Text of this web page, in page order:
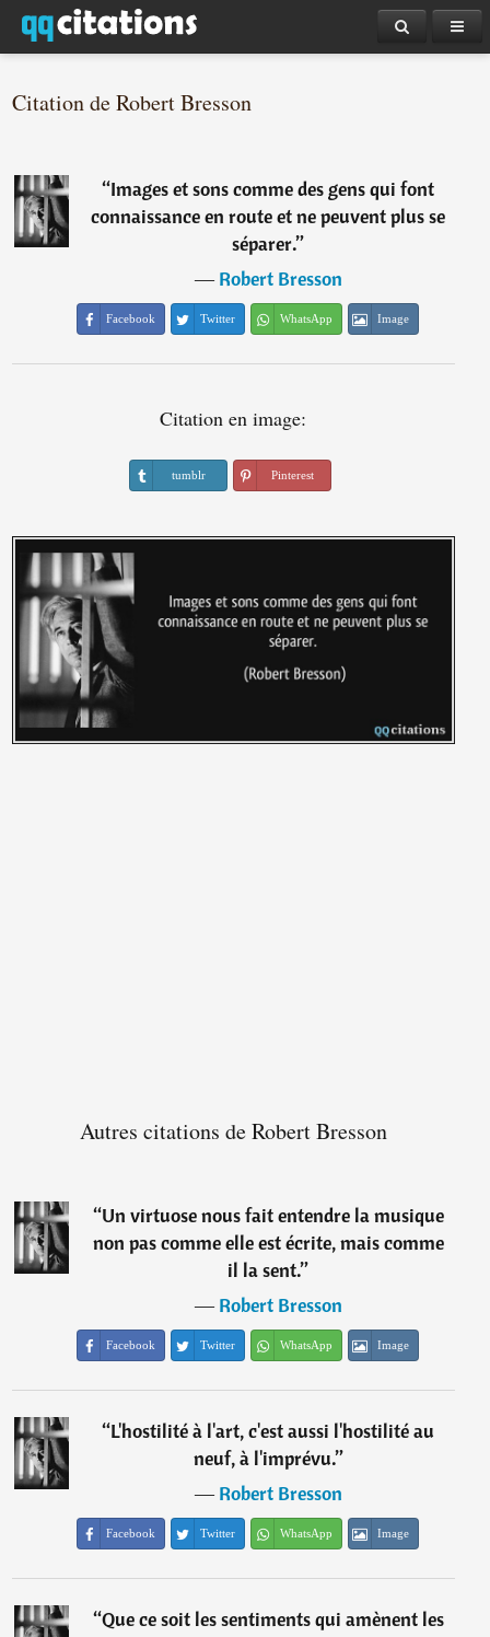
Citation de Robert Bresson
“Images et sons comme des gens qui font
connaissance en route et ne peuvent plus se
séparer.”
―Robert Bresson
Facebook Twitter WhatsApp Image
Citation en image:
tumblr Pinterest
Autres citations de Robert Bresson
“Un virtuose nous fait entendre la musique
non pas comme elle est écrite, mais comme
il la sent.”
―Robert Bresson
Facebook Twitter WhatsApp Image
“L'hostilité à l'art, c'est aussi l'hostilité au
neuf, à l'imprévu.”
―Robert Bresson
Facebook Twitter WhatsApp Image
“Que ce soit les sentiments qui amènent les